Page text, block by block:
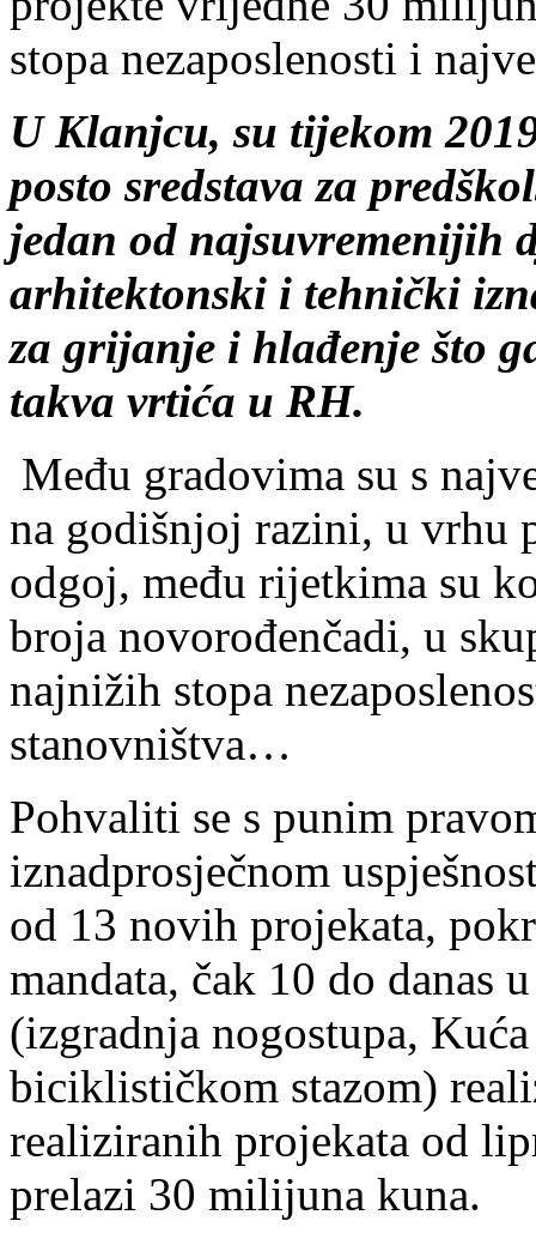
U Klanjcu, su tijekom
posto sredstava za
jedan od najsuvremenijih
arhitektonski i tehnički
za grijanje i hlađenje što
takva vrtića u RH.
Među gradovima su s
na godišnjoj razini, u vrhu
odgoj, među rijetkima su
broja novorođenčadi, u
najnižih stopa
stanovništva…
Pohvaliti se s punim
iznadprosječnom
od 13 novih projekata,
mandata, čak 10 do danas
(izgradnja nogostupa,
biciklističkom stazom)
realiziranih projekata od
prelazi 30 milijuna kuna.